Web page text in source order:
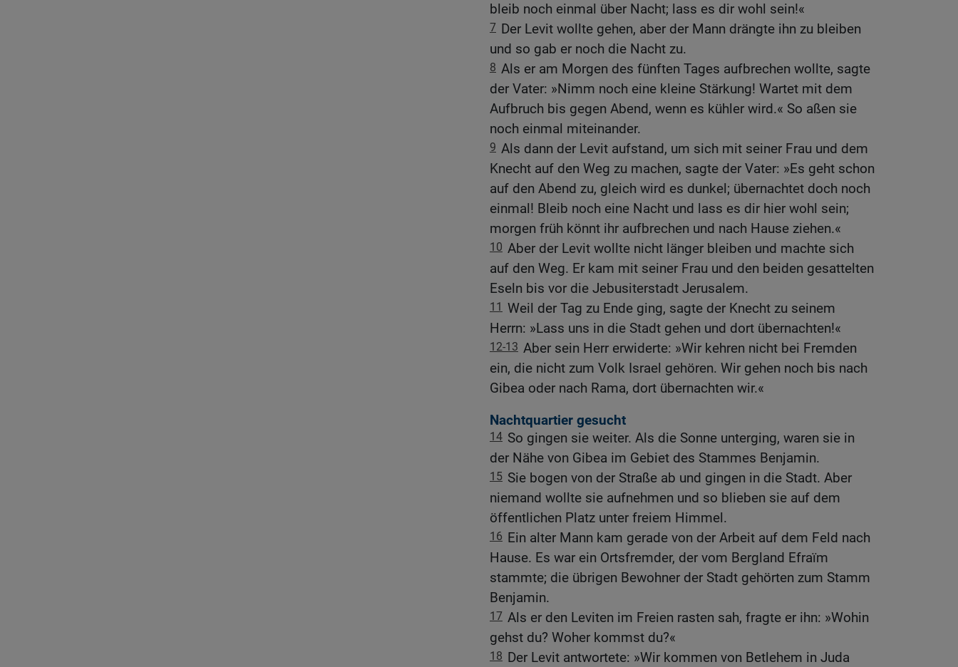
bleib noch einmal über Nacht; lass es dir wohl sein!«
7 Der Levit wollte gehen, aber der Mann drängte ihn zu bleiben
und so gab er noch die Nacht zu.
8 Als er am Morgen des fünften Tages aufbrechen wollte, sagte
der Vater: »Nimm noch eine kleine Stärkung! Wartet mit dem
Aufbruch bis gegen Abend, wenn es kühler wird.« So aßen sie
noch einmal miteinander.
9 Als dann der Levit aufstand, um sich mit seiner Frau und dem
Knecht auf den Weg zu machen, sagte der Vater: »Es geht schon
auf den Abend zu, gleich wird es dunkel; übernachtet doch noch
einmal! Bleib noch eine Nacht und lass es dir hier wohl sein;
morgen früh könnt ihr aufbrechen und nach Hause ziehen.«
10 Aber der Levit wollte nicht länger bleiben und machte sich
auf den Weg. Er kam mit seiner Frau und den beiden gesattelten
Eseln bis vor die Jebusiterstadt Jerusalem.
11 Weil der Tag zu Ende ging, sagte der Knecht zu seinem
Herrn: »Lass uns in die Stadt gehen und dort übernachten!«
12-13 Aber sein Herr erwiderte: »Wir kehren nicht bei Fremden
ein, die nicht zum Volk Israel gehören. Wir gehen noch bis nach
Gibea oder nach Rama, dort übernachten wir.«
Nachtquartier gesucht
14 So gingen sie weiter. Als die Sonne unterging, waren sie in
der Nähe von Gibea im Gebiet des Stammes Benjamin.
15 Sie bogen von der Straße ab und gingen in die Stadt. Aber
niemand wollte sie aufnehmen und so blieben sie auf dem
öffentlichen Platz unter freiem Himmel.
16 Ein alter Mann kam gerade von der Arbeit auf dem Feld nach
Hause. Es war ein Ortsfremder, der vom Bergland Efraïm
stammte; die übrigen Bewohner der Stadt gehörten zum Stamm
Benjamin.
17 Als er den Leviten im Freien rasten sah, fragte er ihn: »Wohin
gehst du? Woher kommst du?«
18 Der Levit antwortete: »Wir kommen von Betlehem in Juda